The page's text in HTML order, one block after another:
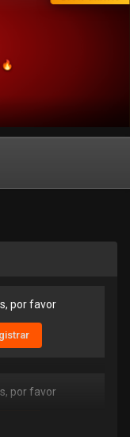
por favor
por favor